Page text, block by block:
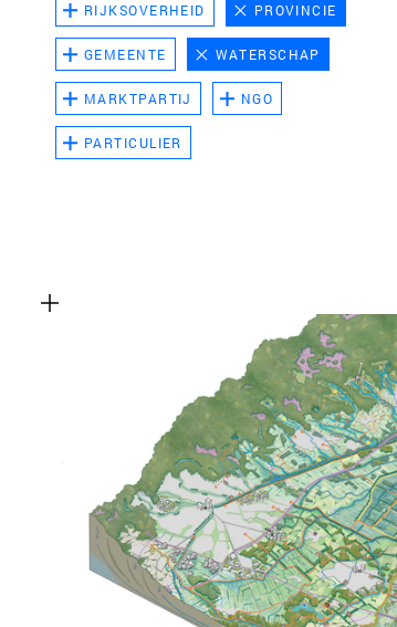
RIJKSOVERHEID PROVINCIE
GEMEENTE WATERSCHAP
MARKTPARTIJ NGO
PARTICULIER